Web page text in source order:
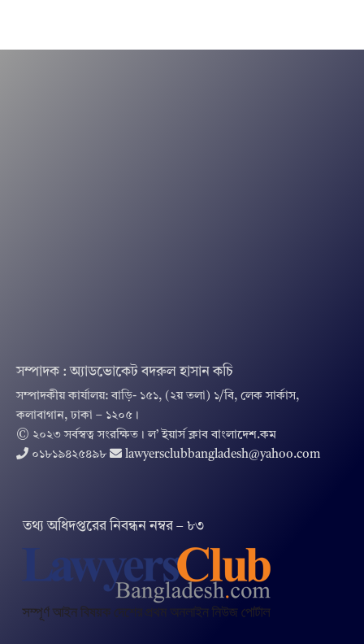
সম্পাদক : অ্যাডভোকেট বদরুল হাসান কচি
সম্পাদকীয় কার্যালয়: বাড়ি- ১৫১, (২য় তলা) ১/বি, লেক সার্কাস,
কলাবাগান, ঢাকা – ১২০৫।
© ২০২৩ সর্বস্বত্ব সংরক্ষিত । ল’ ইয়ার্স ক্লাব বাংলাদেশ.কম
০১৮১৯৪২৫৪৯৮
lawyersclubbangladesh@yahoo.com
তথ‌্য অ‌ধিদপ্ত‌রের নিবন্ধন নম্বর – ৮৩